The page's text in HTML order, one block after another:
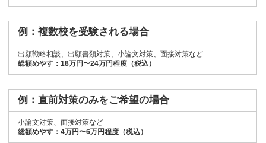
例：複数校を受験される場合
出願戦略相談、出願書類対策、小論文対策、面接対策など
総額めやす：18万円〜24万円程度（税込）
例：直前対策のみをご希望の場合
小論文対策、面接対策など
総額めやす：4万円〜6万円程度（税込）